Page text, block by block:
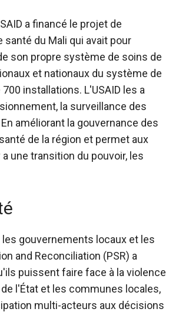
a financé le projet de
du Mali qui avait pour
son propre système de soins de
et nationaux du système de
installations. L'USAID les a
la surveillance des
améliorant la gouvernance des
de la région et permet aux
une transition du pouvoir, les
gouvernements locaux et les
and Reconciliation (PSR) a
puissent faire face à la violence
l'État et les communes locales,
multi-acteurs aux décisions